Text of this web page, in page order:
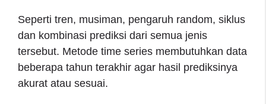
Seperti tren, musiman, pengaruh random, siklus
dan kombinasi prediksi dari semua jenis
tersebut. Metode time series membutuhkan data
beberapa tahun terakhir agar hasil prediksinya
akurat atau sesuai.